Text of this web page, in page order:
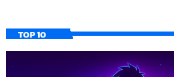
TOP 10